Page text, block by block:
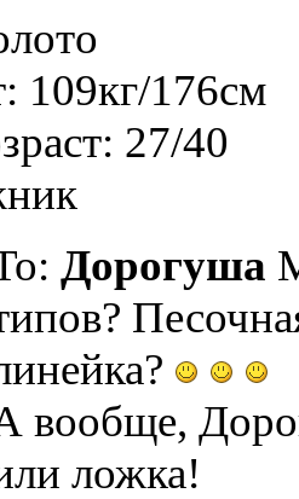
109кг/176см
27/40
Дорогуша
вообще,
ложка!